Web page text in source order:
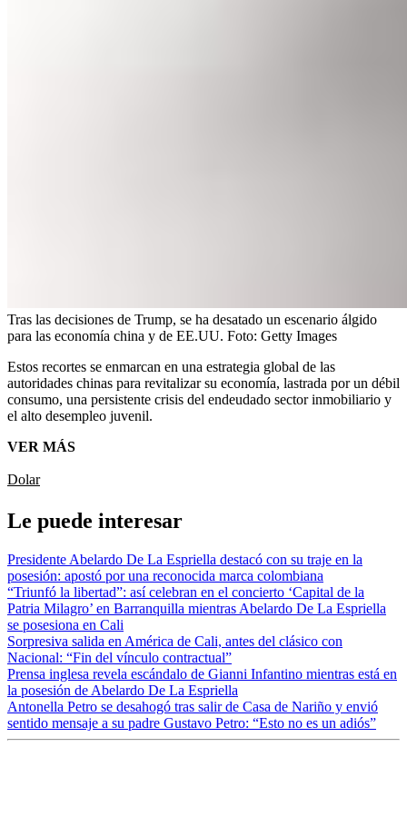
Tras las decisiones de Trump, se ha desatado un escenario álgido
para las economía china y de EE.UU. Foto: Getty Images
Estos recortes se enmarcan en una estrategia global de las
autoridades chinas para revitalizar su economía, lastrada por un débil
consumo, una persistente crisis del endeudado sector inmobiliario y
el alto desempleo juvenil.
VER MÁS
Dolar
Le puede interesar
Presidente Abelardo De La Espriella destacó con su traje en la
posesión: apostó por una reconocida marca colombiana
“Triunfó la libertad”: así celebran en el concierto ‘Capital de la
Patria Milagro’ en Barranquilla mientras Abelardo De La Espriella
se posesiona en Cali
Sorpresiva salida en América de Cali, antes del clásico con
Nacional: “Fin del vínculo contractual”
Prensa inglesa revela escándalo de Gianni Infantino mientras está en
la posesión de Abelardo De La Espriella
Antonella Petro se desahogó tras salir de Casa de Nariño y envió
sentido mensaje a su padre Gustavo Petro: “Esto no es un adiós”